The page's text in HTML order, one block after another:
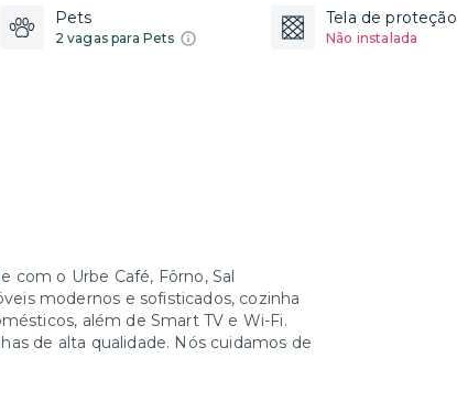
Pets
2 vagas para Pets
Tela de proteção
Não instalada
com o Urbe Café, Fôrno, Sal
modernos e sofisticados, cozinha
além de Smart TV e Wi-Fi.
de alta qualidade. Nós cuidamos de